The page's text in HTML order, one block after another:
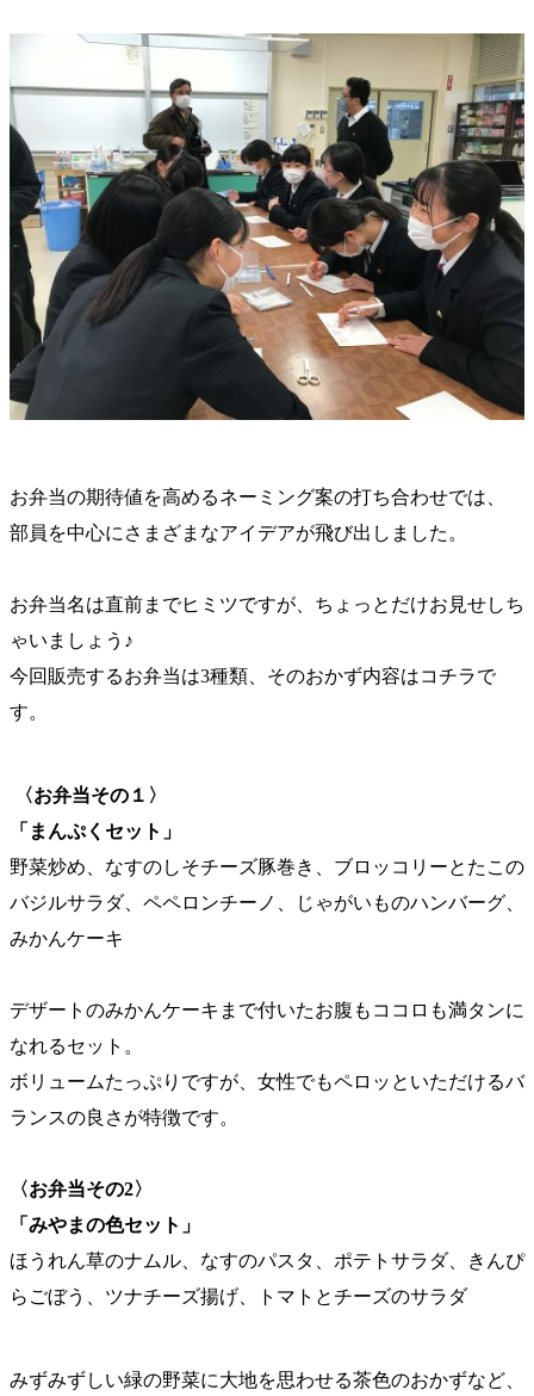
お弁当の期待値を高めるネーミング案の打ち合わせでは、
部員を中心にさまざまなアイデアが飛び出しました。
お弁当名は直前までヒミツですが、ちょっとだけお見せしち
ゃいましょう♪
今回販売するお弁当は3種類、そのおかず内容はコチラで
す。
〈お弁当その１〉
「まんぷくセット」
野菜炒め、なすのしそチーズ豚巻き、ブロッコリーとたこの
バジルサラダ、ペペロンチーノ、じゃがいものハンバーグ、
みかんケーキ
デザートのみかんケーキまで付いたお腹もココロも満タンに
なれるセット。
ボリュームたっぷりですが、女性でもペロッといただけるバ
ランスの良さが特徴です。
〈お弁当その2〉
「みやまの色セット」
ほうれん草のナムル、なすのパスタ、ポテトサラダ、きんぴ
らごぼう、ツナチーズ揚げ、トマトとチーズのサラダ
みずみずしい緑の野菜に大地を思わせる茶色のおかずなど、